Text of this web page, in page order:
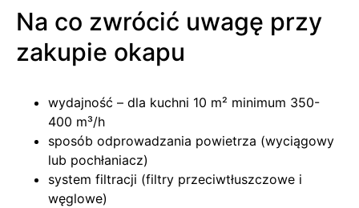
Na co zwrócić uwagę przy
zakupie okapu
wydajność – dla kuchni 10 m² minimum 350-
400 m³/h
sposób odprowadzania powietrza (wyciągowy
lub pochłaniacz)
system filtracji (filtry przeciwtłuszczowe i
węglowe)